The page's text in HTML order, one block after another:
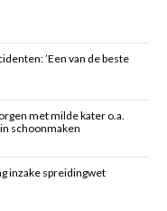
’Een van de beste
met milde kater o.a.
schoonmaken
inzake spreidingwet